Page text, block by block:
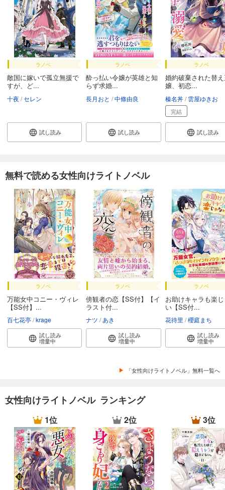
ラノベ
敵国に嫁いで孤立無援で
すが、ど...
十夜 セレン
試し読み
ラノベ
酔っ払い令嬢が英雄と知
らず求婚...
長月おと 中條由良
試し読み
ラノベ
婚約破棄された替
嬢、初恋...
榛名丼 雲屋ゆきお
完結
試し読み
無料で読める女性向けライトノベル
ラノベ
万能女中コニー・ヴィレ
【SS付】...
百七花亭 krage
試し読み
増量中
ラノベ
傍観者の恋【SS付】【イ
ラスト付...
ナツ あき
試し読み
増量中
ラノベ
お助けキャラも楽
い【SS付...
花待里 櫻庭まち
試し読み
増量中
「女性向けライトノベル」無料一覧へ
女性向けライトノベル ランキング
1位 2位 3位